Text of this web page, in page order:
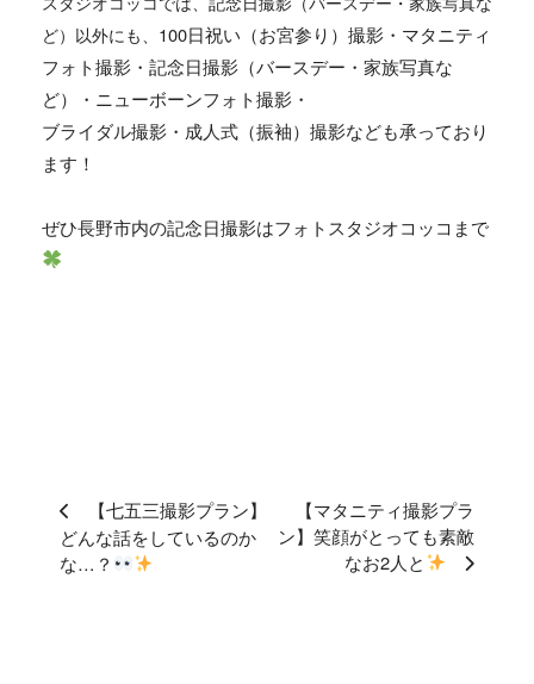
ど） 以外にも、 100日祝い（お宮参り）撮影・マタニティ
フォト撮影・記念日撮影（バースデー・家族写真な
ど）・ニューボーンフォト撮影・
ブライダル撮影・成人式（振袖）撮影なども承っており
ます！
ぜひ長野市内の記念日撮影はフォトスタジオコッコまで
【七五三撮影プラン】
どんな話をしているのか
な…？
【マタニティ撮影プラ
ン】笑顔がとっても素敵
なお2人と